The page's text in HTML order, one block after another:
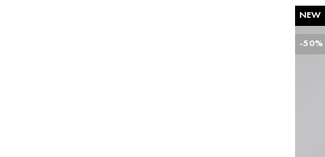
NEW
-50%